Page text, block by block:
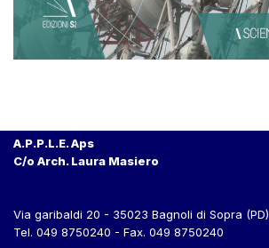
A.P.P.L.E. Aps
C/o Arch. Laura Masiero
Via garibaldi 20 - 35023 Bagnoli di Sopra (PD)
Tel. 049 8750240 - Fax. 049 8750240